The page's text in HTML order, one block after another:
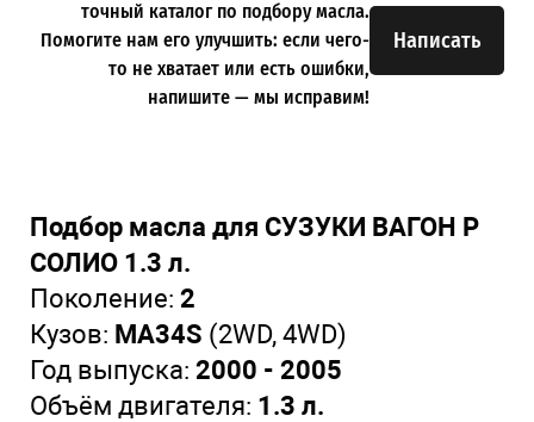
Написать
точный каталог по подбору масла.
Помогите нам его улучшить: если чего-
то не хватает или есть ошибки,
напишите — мы исправим!
Подбор масла для СУЗУКИ ВАГОН Р
СОЛИО 1.3 л.
Поколение: 2
Кузов: MA34S (2WD, 4WD)
Год выпуска: 2000 - 2005
Объём двигателя: 1.3 л.